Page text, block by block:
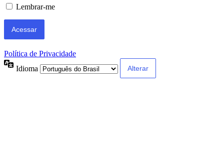
Lembrar-me
Política de Privacidade
Idioma